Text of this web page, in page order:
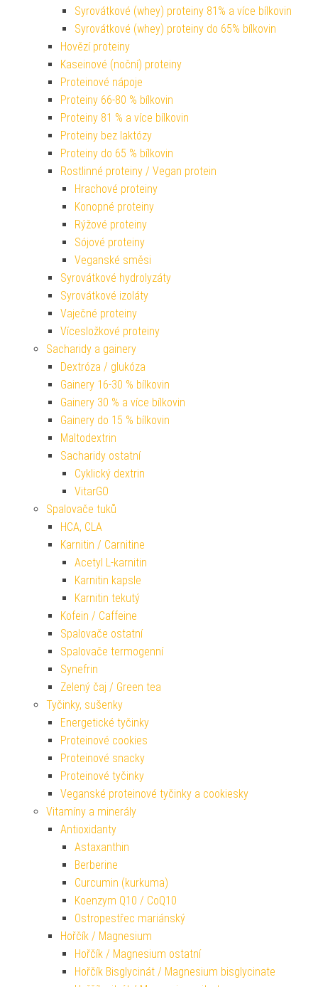
Syrovátkové (whey) proteiny 81% a více bílkovin
Syrovátkové (whey) proteiny do 65% bílkovin
Hovězí proteiny
Kaseinové (noční) proteiny
Proteinové nápoje
Proteiny 66-80 % bílkovin
Proteiny 81 % a více bílkovin
Proteiny bez laktózy
Proteiny do 65 % bílkovin
Rostlinné proteiny / Vegan protein
Hrachové proteiny
Konopné proteiny
Rýžové proteiny
Sójové proteiny
Veganské směsi
Syrovátkové hydrolyzáty
Syrovátkové izoláty
Vaječné proteiny
Vícesložkové proteiny
Sacharidy a gainery
Dextróza / glukóza
Gainery 16-30 % bílkovin
Gainery 30 % a více bílkovin
Gainery do 15 % bílkovin
Maltodextrin
Sacharidy ostatní
Cyklický dextrin
VitarGO
Spalovače tuků
HCA, CLA
Karnitin / Carnitine
Acetyl L-karnitin
Karnitin kapsle
Karnitin tekutý
Kofein / Caffeine
Spalovače ostatní
Spalovače termogenní
Synefrin
Zelený čaj / Green tea
Tyčinky, sušenky
Energetické tyčinky
Proteinové cookies
Proteinové snacky
Proteinové tyčinky
Veganské proteinové tyčinky a cookiesky
Vitamíny a minerály
Antioxidanty
Astaxanthin
Berberine
Curcumin (kurkuma)
Koenzym Q10 / CoQ10
Ostropestřec mariánský
Hořčík / Magnesium
Hořčík / Magnesium ostatní
Hořčík Bisglycinát / Magnesium bisglycinate